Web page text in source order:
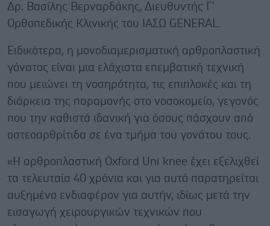
Δρ. Βασίλης Βερναρδάκης, Διευθυντής Γ'
Ορθοπεδικής Κλινικής του ΙΑΣΩ GENERAL.
Ειδικότερα, η μονοδιαμερισματική αρθροπλαστική
γόνατος είναι μια ελάχιστα επεμβατική τεχνική
που μειώνει τη νοσηρότητα, τις επιπλοκές και τη
διάρκεια της παραμονής στο νοσοκομείο, γεγονός
που την καθιστά ιδανική για όσους πάσχουν από
οστεοαρθρίτιδα σε ένα τμήμα του γονάτου τους.
«Η αρθροπλαστική Oxford Uni knee έχει εξελιχθεί
τα τελευταία 40 χρόνια και για αυτό παρατηρείται
αυξημένο ενδιαφέρον για αυτήν, ιδίως μετά την
εισαγωγή χειρουργικών τεχνικών που